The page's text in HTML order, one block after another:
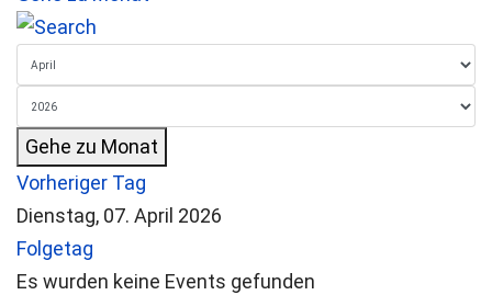
Gehe zu Monat
Vorheriger Tag
Dienstag, 07. April 2026
Folgetag
Es wurden keine Events gefunden